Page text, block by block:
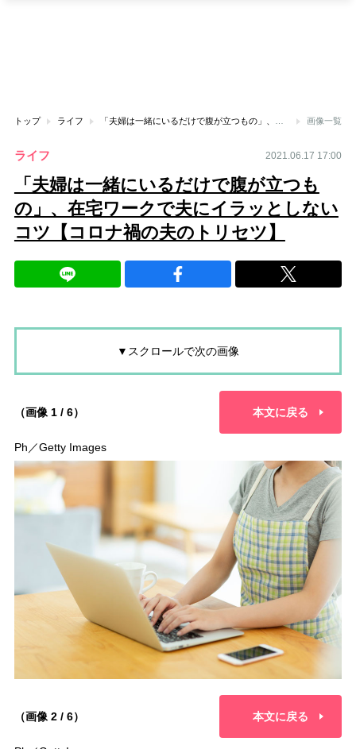
トップ ライフ 画像一覧
ライフ 2021.06.17 17:00
「夫婦は一緒にいるだけで腹が立つも
の」、在宅ワークで夫にイラッとしない
コツ【コロナ禍の夫のトリセツ】
▼スクロールで次の画像
（画像 1 / 6） 本文に戻る
Ph／Getty Images
（画像 2 / 6） 本文に戻る